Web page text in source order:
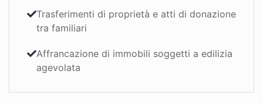
Trasferimenti di proprietà e atti di donazione
tra familiari
Affrancazione di immobili soggetti a edilizia
agevolata